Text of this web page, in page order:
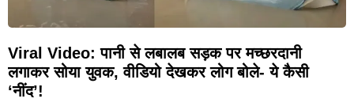
Viral Video: पानी से लबालब सड़क पर मच्छरदानी
लगाकर सोया युवक, वीडियो देखकर लोग बोले- ये कैसी
‘नींद’!